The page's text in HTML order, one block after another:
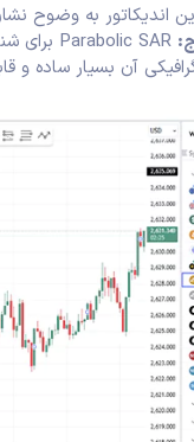
اندیکاتور به وضوح
:
آن بسیار ساده و